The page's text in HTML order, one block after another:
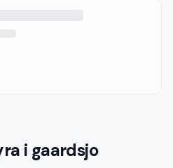
i gaardsjo